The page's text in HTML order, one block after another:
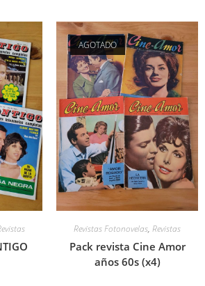
AGOTADO
Revistas Fotonovelas, Revistas
Pack revista Cine Amor
años 60s (x4)